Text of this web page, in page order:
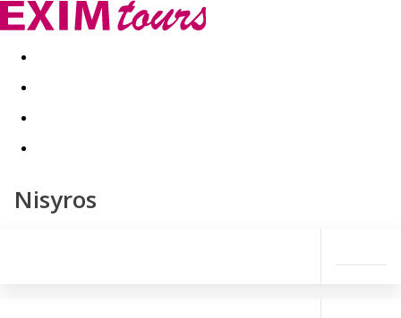
Akční nabídky Last minute
Nisyros